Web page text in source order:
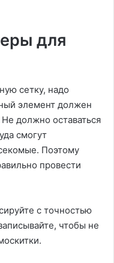
для
сетку, надо
элемент должен
должно оставаться
смогут
Поэтому
провести
с точностью
чтобы не